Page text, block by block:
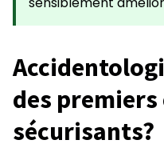
des
sécurisants?